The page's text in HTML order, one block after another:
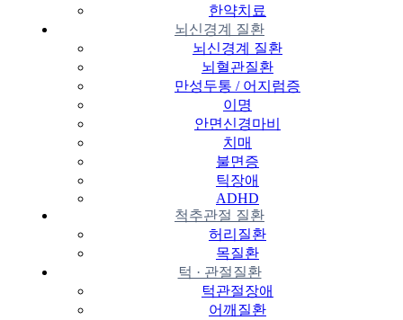
한약치료
뇌신경계 질환
뇌신경계 질환
뇌혈관질환
만성두통 / 어지럼증
이명
안면신경마비
치매
불면증
틱장애
ADHD
척추관절 질환
허리질환
목질환
턱 · 관절질환
턱관절장애
어깨질환